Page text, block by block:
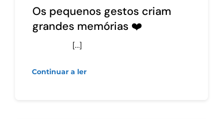
Os pequenos gestos criam
grandes memórias ❤️
[…]
Continuar a ler